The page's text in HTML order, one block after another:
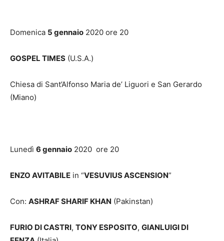
Domenica 5 gennaio 2020 ore 20
GOSPEL TIMES (U.S.A.)
Chiesa di Sant’Alfonso Maria de’ Liguori e San Gerardo
(Miano)
Lunedì 6 gennaio 2020 ore 20
ENZO AVITABILE in “VESUVIUS ASCENSION”
Con: ASHRAF SHARIF KHAN (Pakinstan)
FURIO DI CASTRI, TONY ESPOSITO, GIANLUIGI DI